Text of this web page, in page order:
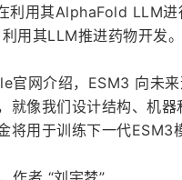
利用其AlphaFold LLM
用其LLM推进药物开发。
网介绍，ESM3 向未
就像我们设计结构、机
将用于训练下一代ESM3